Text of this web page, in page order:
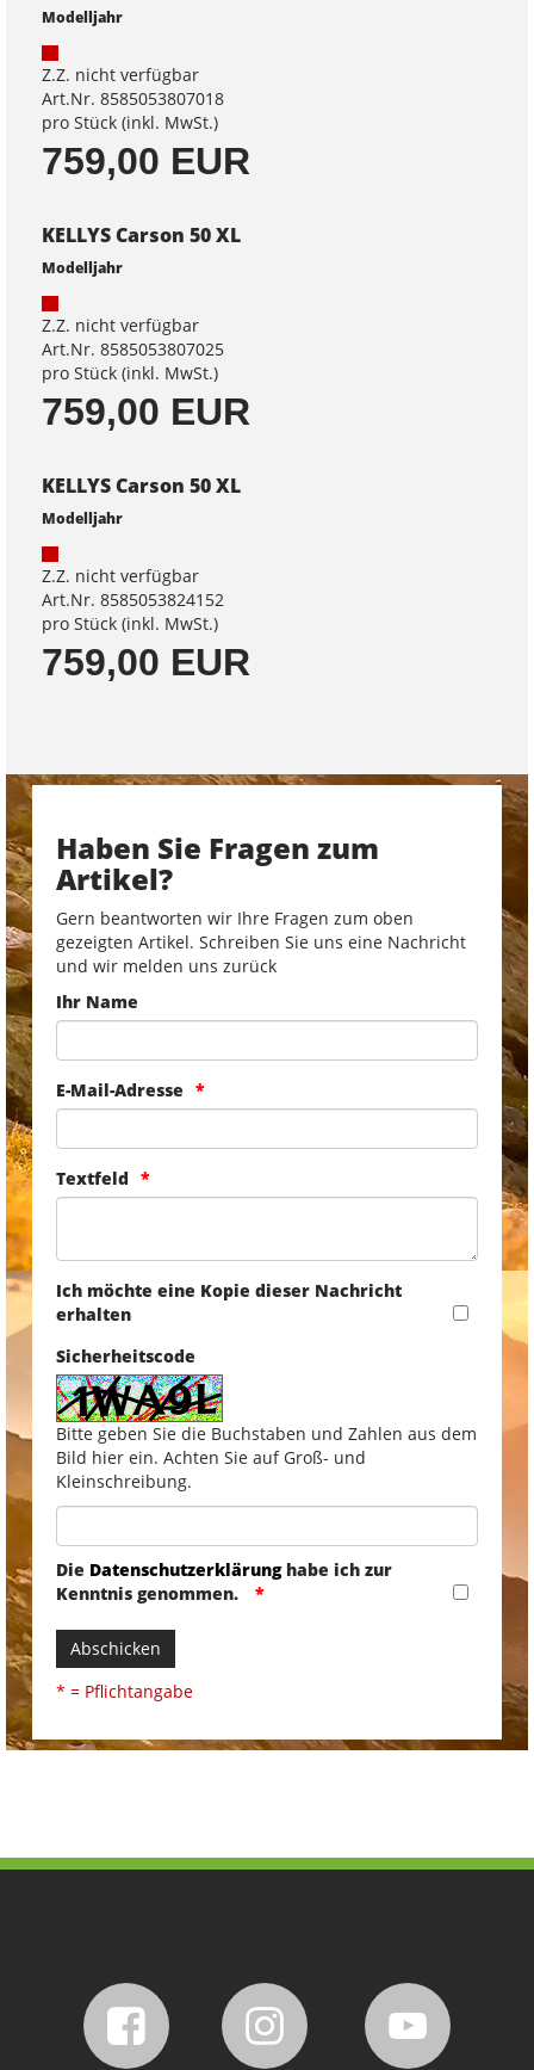
Modelljahr
Z.Z. nicht verfügbar
Art.Nr. 8585053807018
pro Stück (inkl. MwSt.)
759,00 EUR
KELLYS Carson 50 XL
Modelljahr
Z.Z. nicht verfügbar
Art.Nr. 8585053807025
pro Stück (inkl. MwSt.)
759,00 EUR
KELLYS Carson 50 XL
Modelljahr
Z.Z. nicht verfügbar
Art.Nr. 8585053824152
pro Stück (inkl. MwSt.)
759,00 EUR
Haben Sie Fragen zum
Artikel?
Gern beantworten wir Ihre Fragen zum oben
gezeigten Artikel. Schreiben Sie uns eine Nachricht
und wir melden uns zurück
Ihr Name
E-Mail-Adresse
Textfeld
Ich möchte eine Kopie dieser Nachricht
erhalten
Sicherheitscode
Bitte geben Sie die Buchstaben und Zahlen aus dem
Bild hier ein. Achten Sie auf Groß- und
Kleinschreibung.
Die Datenschutzerklärunghabe ich zur
Kenntnis genommen.
Abschicken
* = Pflichtangabe